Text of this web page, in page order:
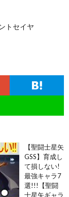
トセイヤ
【聖闘士星矢
GSS】育成し
て損しない!
最強キャラ7
選!!!【聖闘
士星矢ギャラ